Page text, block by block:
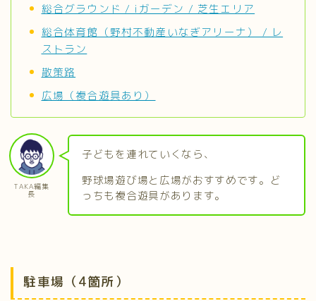
総合グラウンド / iガーデン / 芝生エリア
総合体育館（野村不動産いなぎアリーナ） / レ
ストラン
散策路
広場（複合遊具あり）
TAKA編集
長
子どもを連れていくなら、
野球場遊び場と広場がおすすめです。ど
っちも複合遊具があります。
駐車場（4箇所）